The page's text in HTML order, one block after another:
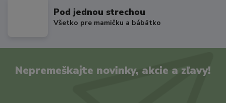
Pod jednou strechou
Všetko pre mamičku a bábätko
Nepremeškajte novinky, akcie a zľavy!